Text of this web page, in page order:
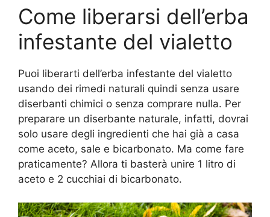
Come liberarsi dell’erba
infestante del vialetto
Puoi liberarti dell’erba infestante del vialetto
usando dei rimedi naturali quindi senza usare
diserbanti chimici o senza comprare nulla. Per
preparare un diserbante naturale, infatti, dovrai
solo usare degli ingredienti che hai già a casa
come aceto, sale e bicarbonato. Ma come fare
praticamente? Allora ti basterà unire 1 litro di
aceto e 2 cucchiai di bicarbonato.